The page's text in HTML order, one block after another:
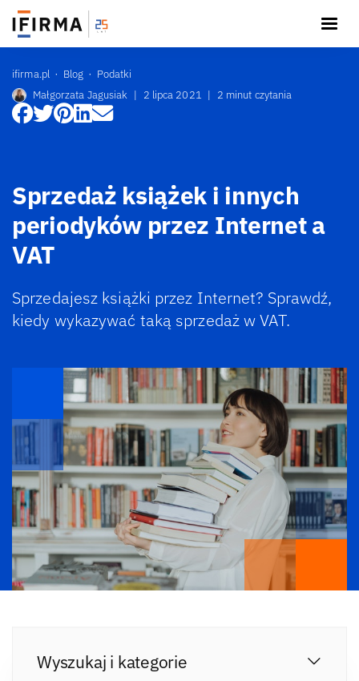
ifirma.pl Blog
Podatki
Małgorzata Jagusiak | 2 lipca 2021 | 2 minut czytania
Sprzedaż książek i innych
periodyków przez Internet a
VAT
Sprzedajesz książki przez Internet? Sprawdź,
kiedy wykazywać taką sprzedaż w VAT.
Wyszukaj i kategorie